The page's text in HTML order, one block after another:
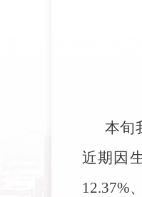
本旬
近期因
12.37%